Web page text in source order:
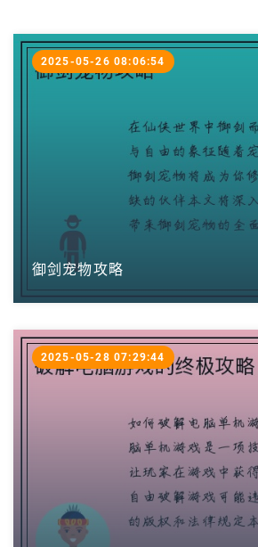
御剑宠物攻略
2025-05-26 08:06:54
2025-05-28 07:29:44